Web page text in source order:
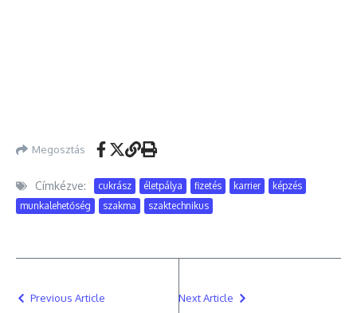
Megosztás
Címkézve: cukrász életpálya fizetés karrier
képzés
munkalehetőség
szakma szaktechnikus
Previous Article Next Article